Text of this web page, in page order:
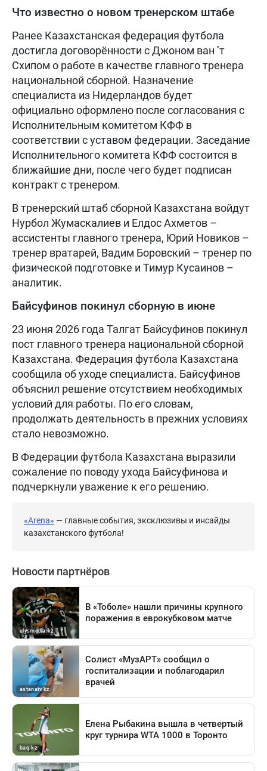
Что известно о новом тренерском штабе
Ранее Казахстанская федерация футбола
достигла договорённости с Джоном ван ’т
Схипом о работе в качестве главного тренера
национальной сборной. Назначение
специалиста из Нидерландов будет
официально оформлено после согласования с
Исполнительным комитетом КФФ в
соответствии с уставом федерации. Заседание
Исполнительного комитета КФФ состоится в
ближайшие дни, после чего будет подписан
контракт с тренером.
В тренерский штаб сборной Казахстана войдут
Нурбол Жумаскалиев и Елдос Ахметов –
ассистенты главного тренера, Юрий Новиков –
тренер вратарей, Вадим Боровский – тренер по
физической подготовке и Тимур Кусаинов –
аналитик.
Байсуфинов покинул сборную в июне
23 июня 2026 года Талгат Байсуфинов покинул
пост главного тренера национальной сборной
Казахстана. Федерация футбола Казахстана
сообщила об уходе специалиста. Байсуфинов
объяснил решение отсутствием необходимых
условий для работы. По его словам,
продолжать деятельность в прежних условиях
стало невозможно.
В Федерации футбола Казахстана выразили
сожаление по поводу ухода Байсуфинова и
подчеркнули уважение к его решению.
«Arena» — главные события, эксклюзивы и инсайды
казахстанского футбола!